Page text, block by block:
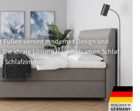
Füßen vereint modernes Design und
ideale Lösung für erholsamen Schlaf
Schlafzimmer.